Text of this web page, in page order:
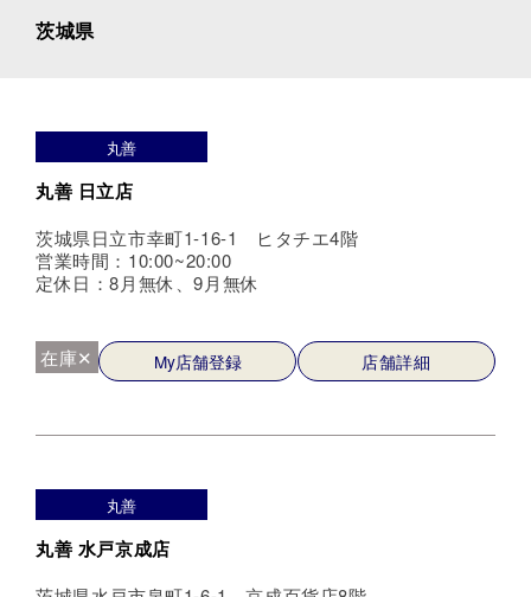
茨城県
丸善
丸善 日立店
茨城県日立市幸町1-16-1 ヒタチエ4階
営業時間：10:00~20:00
定休日：8月無休、9月無休
在庫✕ My店舗登録 店舗詳細
丸善
丸善 水戸京成店